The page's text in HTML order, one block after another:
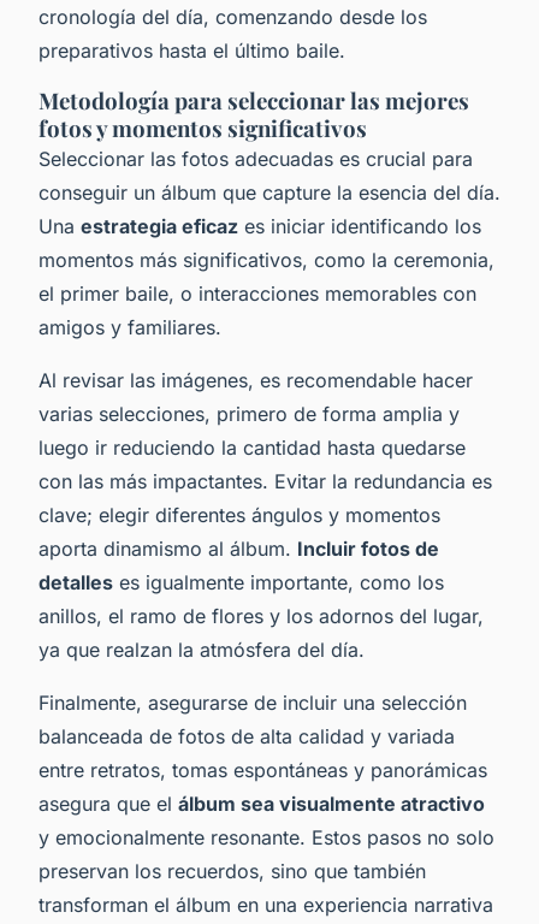
cronología del día, comenzando desde los
preparativos hasta el último baile.
Metodología para seleccionar las mejores
fotos y momentos significativos
Seleccionar las fotos adecuadas es crucial para
conseguir un álbum que capture la esencia del día.
Una estrategia eficaz es iniciar identificando los
momentos más significativos, como la ceremonia,
el primer baile, o interacciones memorables con
amigos y familiares.
Al revisar las imágenes, es recomendable hacer
varias selecciones, primero de forma amplia y
luego ir reduciendo la cantidad hasta quedarse
con las más impactantes. Evitar la redundancia es
clave; elegir diferentes ángulos y momentos
aporta dinamismo al álbum. Incluir fotos de
detalles es igualmente importante, como los
anillos, el ramo de flores y los adornos del lugar,
ya que realzan la atmósfera del día.
Finalmente, asegurarse de incluir una selección
balanceada de fotos de alta calidad y variada
entre retratos, tomas espontáneas y panorámicas
asegura que el álbum sea visualmente atractivo
y emocionalmente resonante. Estos pasos no solo
preservan los recuerdos, sino que también
transforman el álbum en una experiencia narrativa